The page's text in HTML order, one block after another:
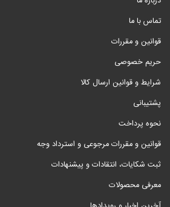
تماس با ما
قوانین و مقررات
حریم خصوصی
شرایط و قوانین ارسال کالا
پشتیبانی
نحوه پرداخت
قوانین و مقررات مرجوعی و استرداد وجه
ثبت شکایات، انتقادات و پیشنهادات
معرفی محصولات